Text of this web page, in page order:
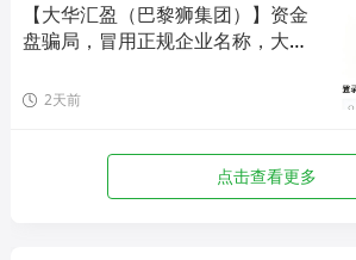
【大华汇盈（巴黎狮集团）】资金
盘骗局，冒用正规企业名称，大量
2天前
点击查看更多